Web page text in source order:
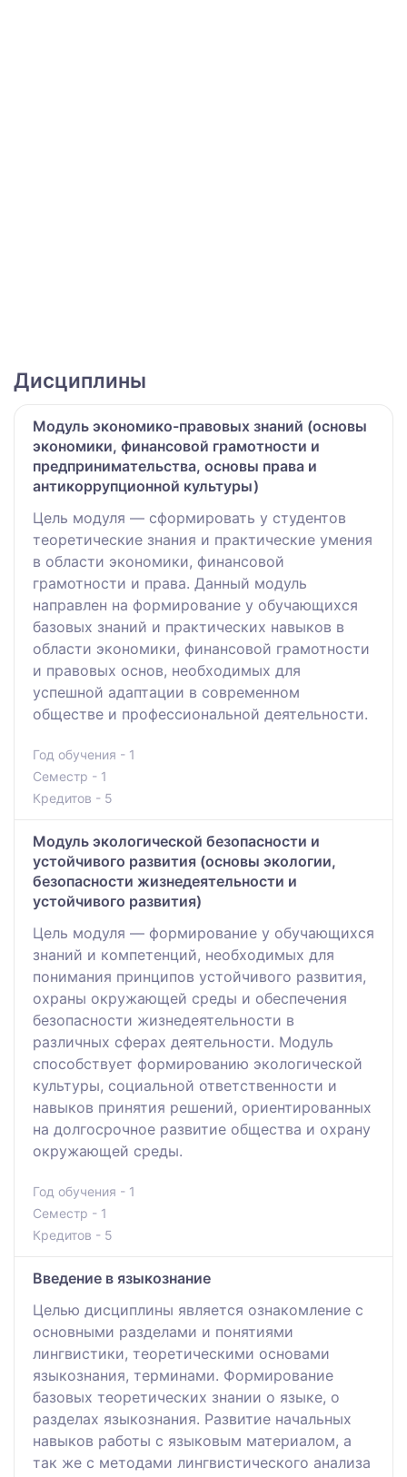
Дисциплины
Модуль экономико-правовых знаний (основы
экономики, финансовой грамотности и
предпринимательства, основы права и
антикоррупционной культуры)
Цель модуля — сформировать у студентов
теоретические знания и практические умения
в области экономики, финансовой
грамотности и права. Данный модуль
направлен на формирование у обучающихся
базовых знаний и практических навыков в
области экономики, финансовой грамотности
и правовых основ, необходимых для
успешной адаптации в современном
обществе и профессиональной деятельности.
Год обучения - 1
Семестр - 1
Кредитов - 5
Модуль экологической безопасности и
устойчивого развития (основы экологии,
безопасности жизнедеятельности и
устойчивого развития)
Цель модуля — формирование у обучающихся
знаний и компетенций, необходимых для
понимания принципов устойчивого развития,
охраны окружающей среды и обеспечения
безопасности жизнедеятельности в
различных сферах деятельности. Модуль
способствует формированию экологической
культуры, социальной ответственности и
навыков принятия решений, ориентированных
на долгосрочное развитие общества и охрану
окружающей среды.
Год обучения - 1
Семестр - 1
Кредитов - 5
Введение в языкознание
Целью дисциплины является ознакомление с
основными разделами и понятиями
лингвистики, теоретическими основами
языкознания, терминами. Формирование
базовых теоретических знании о языке, о
разделах языкознания. Развитие начальных
навыков работы с языковым материалом, а
так же с методами лингвистического анализа